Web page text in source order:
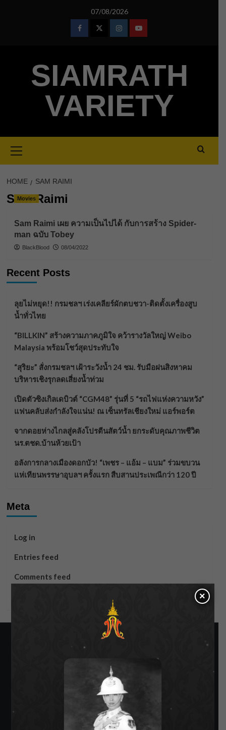
07/08/2026
FacebookTwitterInstagramYoutube
SIAMRATH
VARIETY
Menu
HOME SAM RAIMI
Sam Raimi
Movies
Sam Raimi เผย ความเป็นไปได้ กับการสร้าง Spider-
man ฉบับ Tobey
BlackBlood 08/04/2022
Recent Posts
ลุยไม่หยุด!! กรมชลฯ เร่งเคลียร์ผักตบชวา-ติดตั้งเครื่องสูบ
น้ำทั่วไทย
“BILLKIN” สร้างความภาคภูมิใจ คว้ารางวัลใหญ่ Weibo
Malaysia พร้อมโชว์สุดประทับใจ
“สุริยะ” สั่งกรมชลฯ เฝ้าระวังน้ำ 24 ชม. รับมือฝนสิงหาคม
บริหารเชิงรุกลดเสี่ยงน้ำท่วม
เปิดตัวซิงเกิลเดบิวต์ “CGM48” รุ่นที่ 5 “รถไฟแห่งความหวัง”
แฟนคลับส่งกำลังใจแน่น! ณ เซ็นทรัลเชียงใหม่ แอร์พอร์ต
จากดอยห่างไกลสู่คลังโปรตีนสัตว์น้ำ ยกระดับคุณภาพชีวิต
นร.ตชด.บ้านห้วยเป้า
อลังการกลางเมืองดอกบัว! “เพชร – แอ้ม – แบม” ร่วมขบวน
แห่เทียนพรรษาอุบลฯ ครั้งแรก สืบสานประเพณีกว่า 120 ปี
Meta
Log in
Entries feed
Comments feed
×